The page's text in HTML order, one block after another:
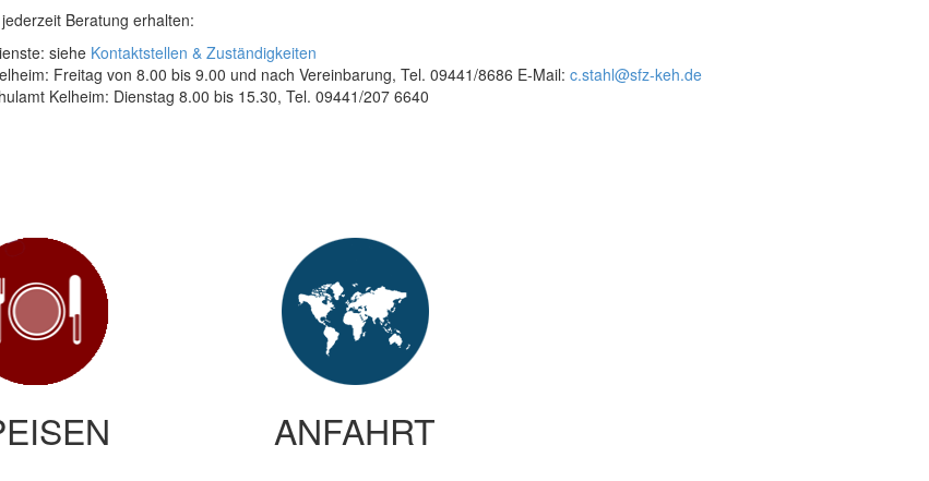
Beratung erhalten:
siehe Kontaktstellen & Zuständigkeiten
Freitag von 8.00 bis 9.00 und nach Vereinbarung, Tel. 09441/8686 E-Mail: c.stahl@sfz-keh.de
Kelheim: Dienstag 8.00 bis 15.30, Tel. 09441/207 6640
ANFAHRT